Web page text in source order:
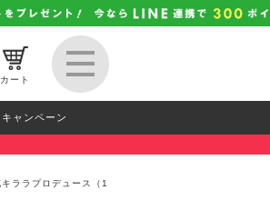
カート
キャンペーン
ララプロデュース（1